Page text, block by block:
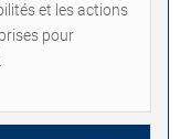
et les actions
pour